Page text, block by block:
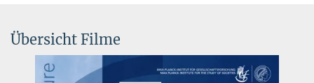
Übersicht Filme